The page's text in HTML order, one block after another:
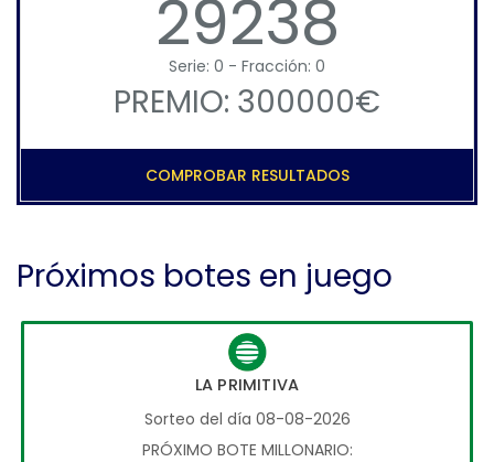
29238
Serie: 0 - Fracción: 0
PREMIO: 300000€
COMPROBAR RESULTADOS
Próximos botes en juego
LA PRIMITIVA
Sorteo del día 08-08-2026
PRÓXIMO BOTE MILLONARIO: